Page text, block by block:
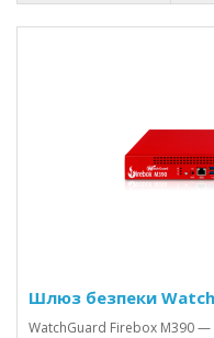
Шлюз безпеки
WatchGuard Firebox M390